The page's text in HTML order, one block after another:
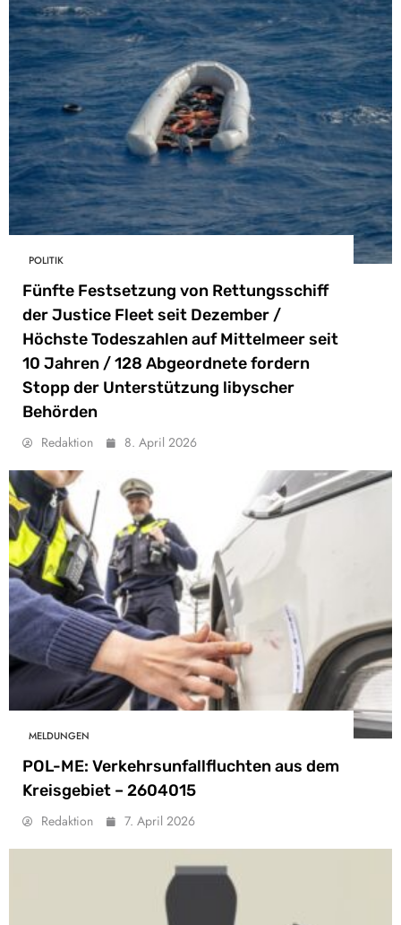
POLITIK
Fünfte Festsetzung von Rettungsschiff
der Justice Fleet seit Dezember /
Höchste Todeszahlen auf Mittelmeer seit
10 Jahren / 128 Abgeordnete fordern
Stopp der Unterstützung libyscher
Behörden
Redaktion 8. April 2026
MELDUNGEN
POL-ME: Verkehrsunfallfluchten aus dem
Kreisgebiet – 2604015
Redaktion 7. April 2026